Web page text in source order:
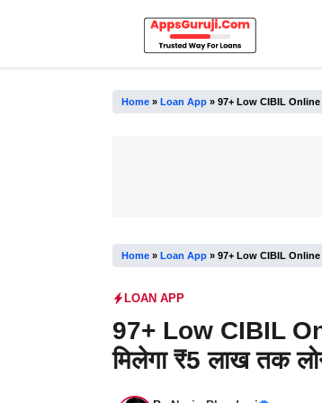
Home» Loan App» 97+ Low CIBIL Online
Home» Loan App» 97+ Low CIBIL Online
LOAN APP
97+ Low CIBIL
मिलेगा ₹5 लाख तक